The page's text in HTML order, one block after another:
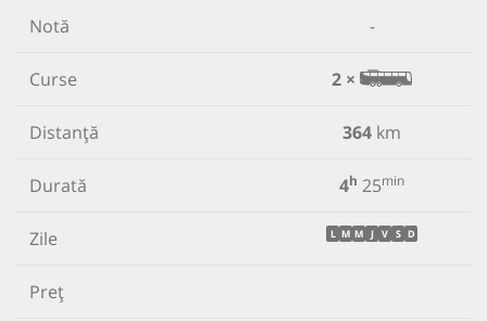
Notă -
Curse 2 ×
Distanță 364 km
Durată 4h 25min
Zile L M M J V S D
Preț